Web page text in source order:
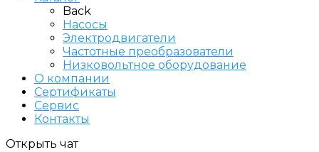
Back
Насосы
Электродвигатели
Частотные преобразователи
Низковольтное оборудование
О компании
Сертификаты
Сервис
Контакты
Открыть чат